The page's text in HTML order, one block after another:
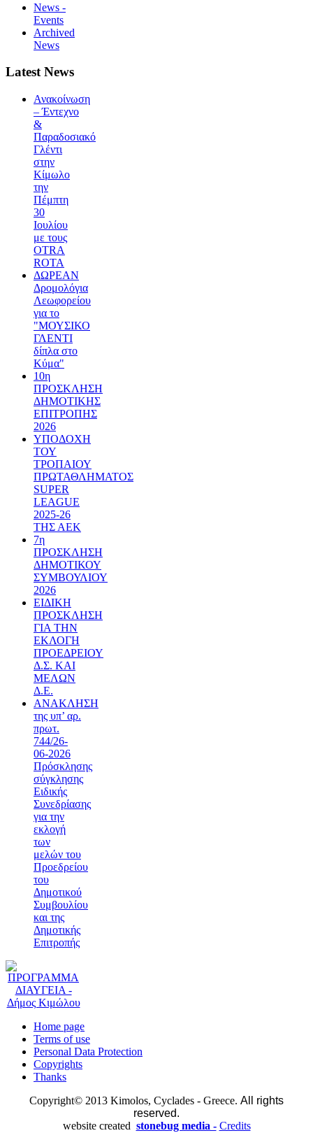
News -
Events
Archived
News
Latest News
Ανακοίνωση
– Έντεχνο
&
Παραδοσιακό
Γλέντι
στην
Κίμωλο
την
Πέμπτη
30
Ιουλίου
με τους
OTRA
ROTA
ΔΩΡΕΑΝ
Δρομολόγια
Λεωφορείου
για το
"ΜΟΥΣΙΚΟ
ΓΛΕΝΤΙ
δίπλα στο
Κύμα"
10η
ΠΡΟΣΚΛΗΣΗ
ΔΗΜΟΤΙΚΗΣ
ΕΠΙΤΡΟΠΗΣ
2026
ΥΠΟΔΟΧΗ
ΤΟΥ
ΤΡΟΠΑΙΟΥ
ΠΡΩΤΑΘΛΗΜΑΤΟΣ
SUPER
LEAGUE
2025-26
ΤΗΣ ΑΕΚ
7η
ΠΡΟΣΚΛΗΣΗ
ΔΗΜΟΤΙΚΟΥ
ΣΥΜΒΟΥΛΙΟΥ
2026
ΕΙΔΙΚΗ
ΠΡΟΣΚΛΗΣΗ
ΓΙΑ ΤΗΝ
ΕΚΛΟΓΗ
ΠΡΟΕΔΡΕΙΟΥ
Δ.Σ. ΚΑΙ
ΜΕΛΩΝ
Δ.Ε.
ΑΝΑΚΛΗΣΗ
της υπ’ αρ.
πρωτ.
744/26-
06-2026
Πρόσκλησης
σύγκλησης
Ειδικής
Συνεδρίασης
για την
εκλογή
των
μελών του
Προεδρείου
του
Δημοτικού
Συμβουλίου
και της
Δημοτικής
Επιτροπής
Home page
Terms of use
Personal Data Protection
Copyrights
Thanks
Copyright© 2013 Kimolos, Cyclades - Greece. All rights
reserved.
website created stonebug media - Credits